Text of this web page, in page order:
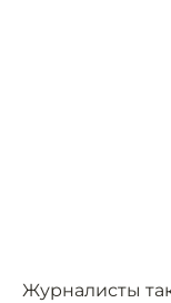
Журналисты